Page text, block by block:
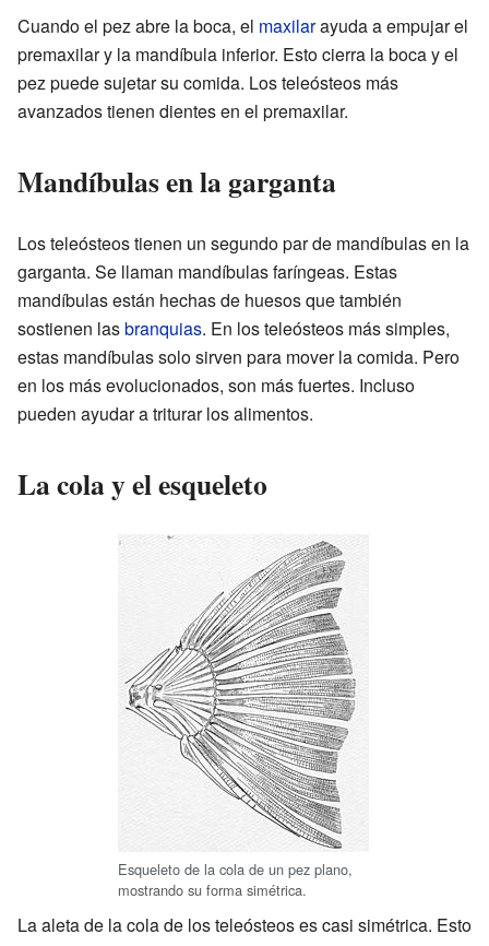
Cuando el pez abre la boca, el maxilarayuda a empujar el
premaxilar y la mandíbula inferior. Esto cierra la boca y el
pez puede sujetar su comida. Los teleósteos más
avanzados tienen dientes en el premaxilar.
Mandíbulas en la garganta
Los teleósteos tienen un segundo par de mandíbulas en la
garganta. Se llaman mandíbulas faríngeas. Estas
mandíbulas están hechas de huesos que también
sostienen lasbranquias. En los teleósteos más simples,
estas mandíbulas solo sirven para mover la comida. Pero
en los más evolucionados, son más fuertes. Incluso
pueden ayudar a triturar los alimentos.
La cola y el esqueleto
Esqueleto de la cola de un pez plano,
mostrando su forma simétrica.
La aleta de la cola de los teleósteos es casi simétrica. Esto